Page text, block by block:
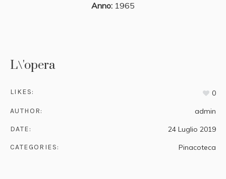
L\'opera
LIKES: 0
AUTHOR: admin
DATE: 24 Luglio 2019
CATEGORIES: Pinacoteca
Anno:1965